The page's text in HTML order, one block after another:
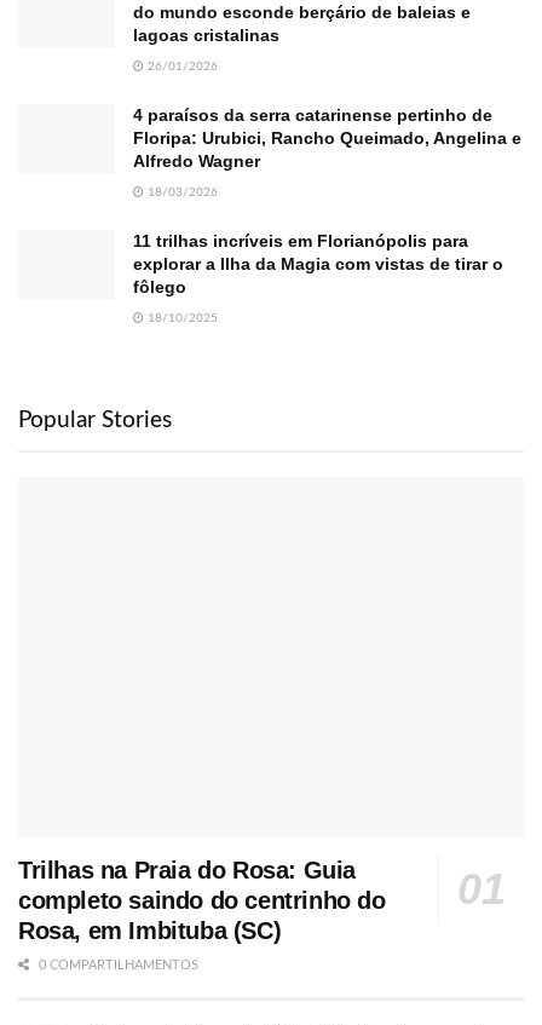
do mundo esconde berçário de baleias e
lagoas cristalinas
26/01/2026
4 paraísos da serra catarinense pertinho de
Floripa: Urubici, Rancho Queimado, Angelina e
Alfredo Wagner
18/03/2026
11 trilhas incríveis em Florianópolis para
explorar a Ilha da Magia com vistas de tirar o
fôlego
18/10/2025
Popular Stories
Trilhas na Praia do Rosa: Guia
completo saindo do centrinho do
Rosa, em Imbituba (SC)
0 COMPARTILHAMENTOS